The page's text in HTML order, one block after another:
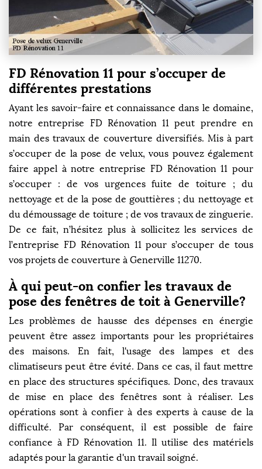
FD Rénovation 11 pour s’occuper de
différentes prestations
Ayant les savoir-faire et connaissance dans le domaine,
notre entreprise FD Rénovation 11 peut prendre en
main des travaux de couverture diversifiés. Mis à part
s’occuper de la pose de velux, vous pouvez également
faire appel à notre entreprise FD Rénovation 11 pour
s’occuper : de vos urgences fuite de toiture ; du
nettoyage et de la pose de gouttières ; du nettoyage et
du démoussage de toiture ; de vos travaux de zinguerie.
De ce fait, n’hésitez plus à sollicitez les services de
l’entreprise FD Rénovation 11 pour s’occuper de tous
vos projets de couverture à Generville 11270.
À qui peut-on confier les travaux de
pose des fenêtres de toit à Generville?
Les problèmes de hausse des dépenses en énergie
peuvent être assez importants pour les propriétaires
des maisons. En fait, l'usage des lampes et des
climatiseurs peut être évité. Dans ce cas, il faut mettre
en place des structures spécifiques. Donc, des travaux
de mise en place des fenêtres sont à réaliser. Les
opérations sont à confier à des experts à cause de la
difficulté. Par conséquent, il est possible de faire
confiance à FD Rénovation 11. Il utilise des matériels
adaptés pour la garantie d'un travail soigné.